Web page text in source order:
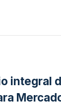
integral